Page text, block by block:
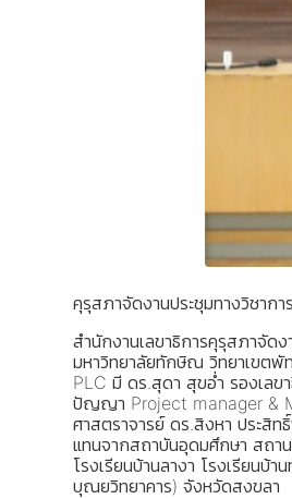
คุรุสภาจัดงานประชุมทางวิชาก
สำนักงานเลขาธิการคุรุสภาจั
มหาวิทยาลัยทักษิณ วิทยาเขตพั
PLC มี ดร.สุดา สุขอ่ำ รองเล
ปัญญา Project manager &
ศาสตราจารย์ ดร.สิงหา ประสิ
แทนจากสถาบันอุดมศึกษา สถา
โรงเรียนบ้านลางา โรงเรียนบ้
บุณยวิทยาคาร) จังหวัดสงขลา